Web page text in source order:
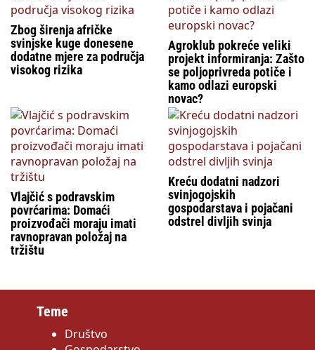
Zbog širenja afričke
svinjske kuge donesene
dodatne mjere za područja
visokog rizika
Agroklub pokreće veliki
projekt informiranja: Zašto
se poljoprivreda potiče i
kamo odlazi europski
novac?
Vlajčić s podravskim
povrćarima: Domaći
proizvođači moraju imati
ravnopravan položaj na
tržištu
Kreću dodatni nadzori
svinjogojskih
gospodarstava i pojačani
odstrel divljih svinja
Teme
Društvo